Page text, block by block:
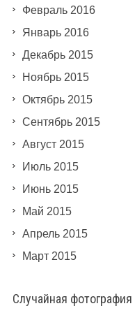
Февраль 2016
Январь 2016
Декабрь 2015
Ноябрь 2015
Октябрь 2015
Сентябрь 2015
Август 2015
Июль 2015
Июнь 2015
Май 2015
Апрель 2015
Март 2015
Случайная фотография